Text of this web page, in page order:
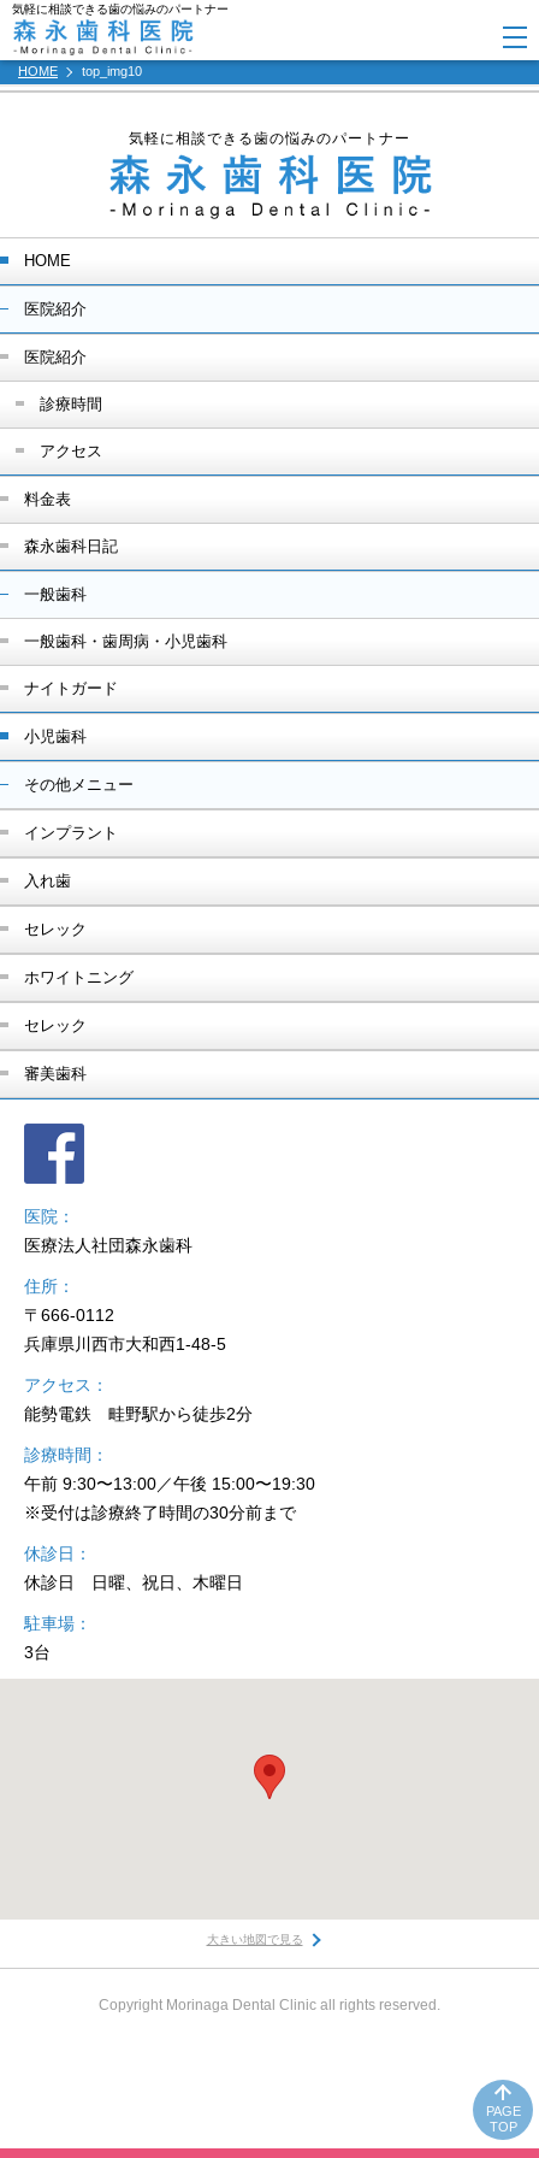
気軽に相談できる歯の悩みのパートナー
HOME top_img10
PAGE
TOP
気軽に相談できる歯の悩みのパートナー
HOME
医院紹介
医院紹介
診療時間
アクセス
料金表
森永歯科日記
一般歯科
一般歯科・歯周病・小児歯科
ナイトガード
小児歯科
その他メニュー
インプラント
入れ歯
セレック
ホワイトニング
セレック
審美歯科
医院
医療法人社団森永歯科
住所
〒666-0112
兵庫県川西市大和西1-48-5
アクセス
能勢電鉄 畦野駅から徒歩2分
診療時間
午前 9:30〜13:00／午後 15:00〜19:30
※受付は診療終了時間の30分前まで
休診日
休診日 日曜、祝日、木曜日
駐車場
3台
大きい地図で見る
Copyright Morinaga Dental Clinic all rights reserved.